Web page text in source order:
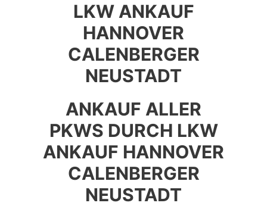
LKW ANKAUF
HANNOVER
CALENBERGER
NEUSTADT
ANKAUF ALLER
PKWS DURCH LKW
ANKAUF HANNOVER
CALENBERGER
NEUSTADT